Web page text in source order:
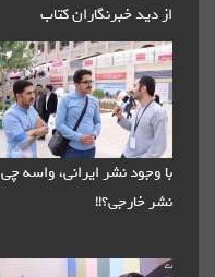
از دید خبرنگاران کتاب
با وجود نشر ایرانی، واسه چی
نشر خارجی؟!!